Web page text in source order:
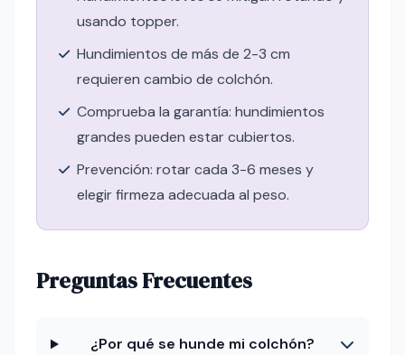
usando topper.
Hundimientos de más de 2-3 cm
requieren cambio de colchón.
Comprueba la garantía: hundimientos
grandes pueden estar cubiertos.
Prevención: rotar cada 3-6 meses y
elegir firmeza adecuada al peso.
Preguntas Frecuentes
¿Por qué se hunde mi colchón?